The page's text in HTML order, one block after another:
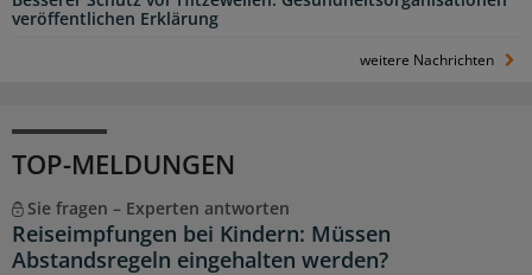
veröffentlichen Erklärung
weitere Nachrichten
TOP-MELDUNGEN
Sie fragen – Experten antworten
Reiseimpfungen bei Kindern: Müssen
Abstandsregeln eingehalten werden?